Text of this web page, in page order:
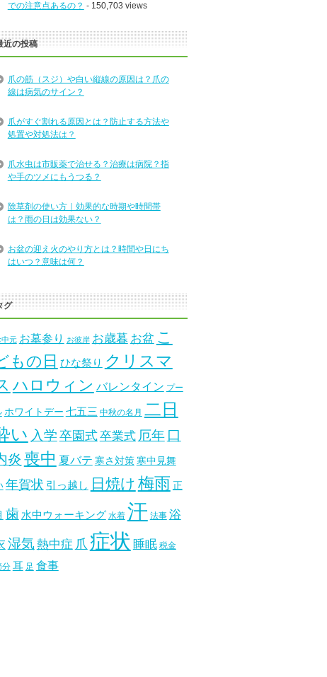
での注意点あるの？ - 150,703 views
近の投稿
爪の筋（スジ）や白い縦線の原因は？爪の
線は病気のサイン？
爪がすぐ割れる原因とは？防止する方法や
処置や対処法は？
爪水虫は市販薬で治せる？治療は病院？指
や手のツメにもうつる？
除草剤の使い方｜効果的な時期や時間帯
は？雨の日は効果ない？
お盆の迎え火のやり方とは？時間や日にち
はいつ？意味は何？
グ
中元 お墓参り お彼岸 お歳暮 お盆 こ
もの日 ひな祭り クリスマ
ハロウィン バレンタイン プー
ホワイトデー 七五三 中秋の名月 二日
い 入学 卒園式卒業式 厄年 口
炎 喪中 夏バテ 寒さ対策 寒中見舞
年賀状 引っ越し 日焼け 梅雨 正
歯 水中ウォーキング 水着 汗 法事 浴
湿気 熱中症 爪 症状 睡眠 税金
分 耳 足 食事